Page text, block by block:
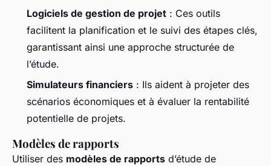
Logiciels de gestion de projet : Ces outils
facilitent la planification et le suivi des étapes clés,
garantissant ainsi une approche structurée de
l’étude.
Simulateurs financiers : Ils aident à projeter des
scénarios économiques et à évaluer la rentabilité
potentielle de projets.
Modèles de rapports
Utiliser des modèles de rapports d’étude de